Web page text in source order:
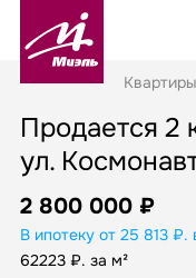
Продается 2
ул.
2 800 000 ₽
В ипотеку от 25 813 ₽.
62223 ₽. за м²